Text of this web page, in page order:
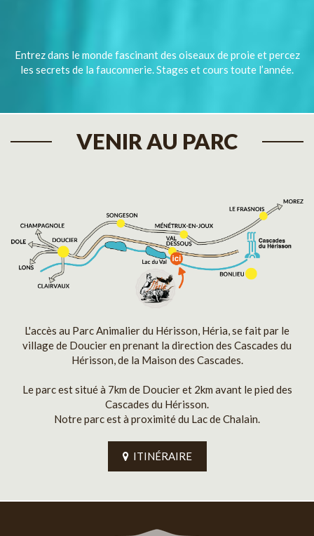
Entrez dans le monde fascinant des oiseaux de proie et percez
les secrets de la fauconnerie. Stages et cours toute l’année.
VENIR AU PARC
L'accès au Parc Animalier du Hérisson, Héria, se fait par le
village de Doucier en prenant la direction des Cascades du
Hérisson, de la Maison des Cascades.
Le parc est situé à 7km de Doucier et 2km avant le pied des
Cascades du Hérisson.
Notre parc est à proximité du Lac de Chalain.
ITINÉRAIRE